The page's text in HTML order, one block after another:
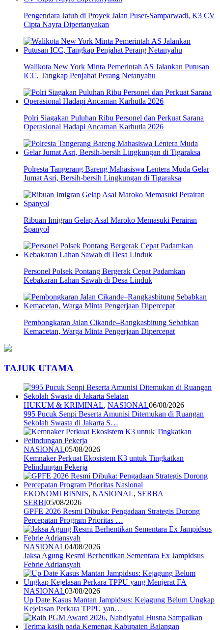
Pengendara Jatuh di Proyek Jalan Puser-Samparwadi, K3 CV
Cipta Nayra Dipertanyakan
Walikota New York Minta Pemerintah AS Jalankan Putusan
ICC, Tangkap Penjahat Perang Netanyahu
Polri Siagakan Puluhan Ribu Personel dan Perkuat Sarana
Operasional Hadapi Ancaman Karhutla 2026
Polresta Tangerang Bareng Mahasiswa Lentera Muda Gelar
Jumat Asri, Bersih-bersih Lingkungan di Tigaraksa
Ribuan Imigran Gelap Asal Maroko Memasuki Perairan
Spanyol
Personel Polsek Pontang Bergerak Cepat Padamkan
Kebakaran Lahan Sawah di Desa Linduk
Pembongkaran Jalan Cikande–Rangkasbitung Sebabkan
Kemacetan, Warga Minta Pengerjaan Dipercepat
TAJUK UTAMA
HUKUM & KRIMINAL, NASIONAL06/08/2026
995 Pucuk Senpi Beserta Amunisi Ditemukan di Ruangan
Sekolah Swasta di Jakarta S…
NASIONAL05/08/2026
Kemnaker Perkuat Ekosistem K3 untuk Tingkatkan
Pelindungan Pekerja
EKONOMI BISNIS, NASIONAL, SERBA
SERBI05/08/2026
GPFE 2026 Resmi Dibuka: Pengadaan Strategis Dorong
Percepatan Program Prioritas …
NASIONAL04/08/2026
Jaksa Agung Resmi Berhentikan Sementara Ex Jampidsus
Febrie Adriansyah
NASIONAL03/08/2026
Up Date Kasus Mantan Jampidsus: Kejagung Belum Ungkap
Kejelasan Perkara TPPU yan…